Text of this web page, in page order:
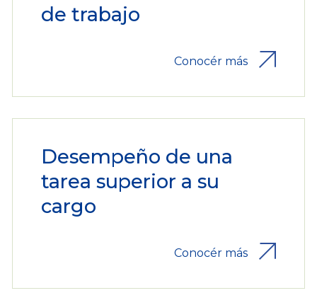
de trabajo
Conocér más
Desempeño de una
tarea superior a su
cargo
Conocér más